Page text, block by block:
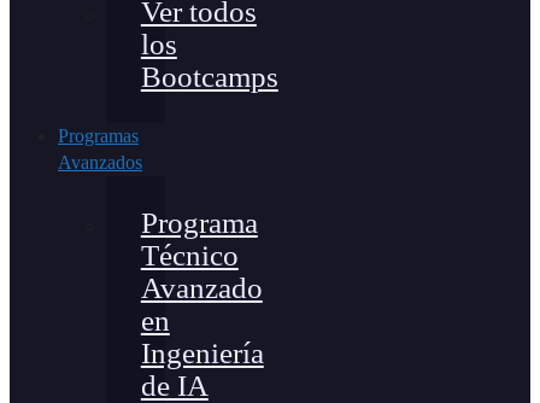
Ver todos
los
Bootcamps
Programas
Avanzados
Programa
Técnico
Avanzado
en
Ingeniería
de IA